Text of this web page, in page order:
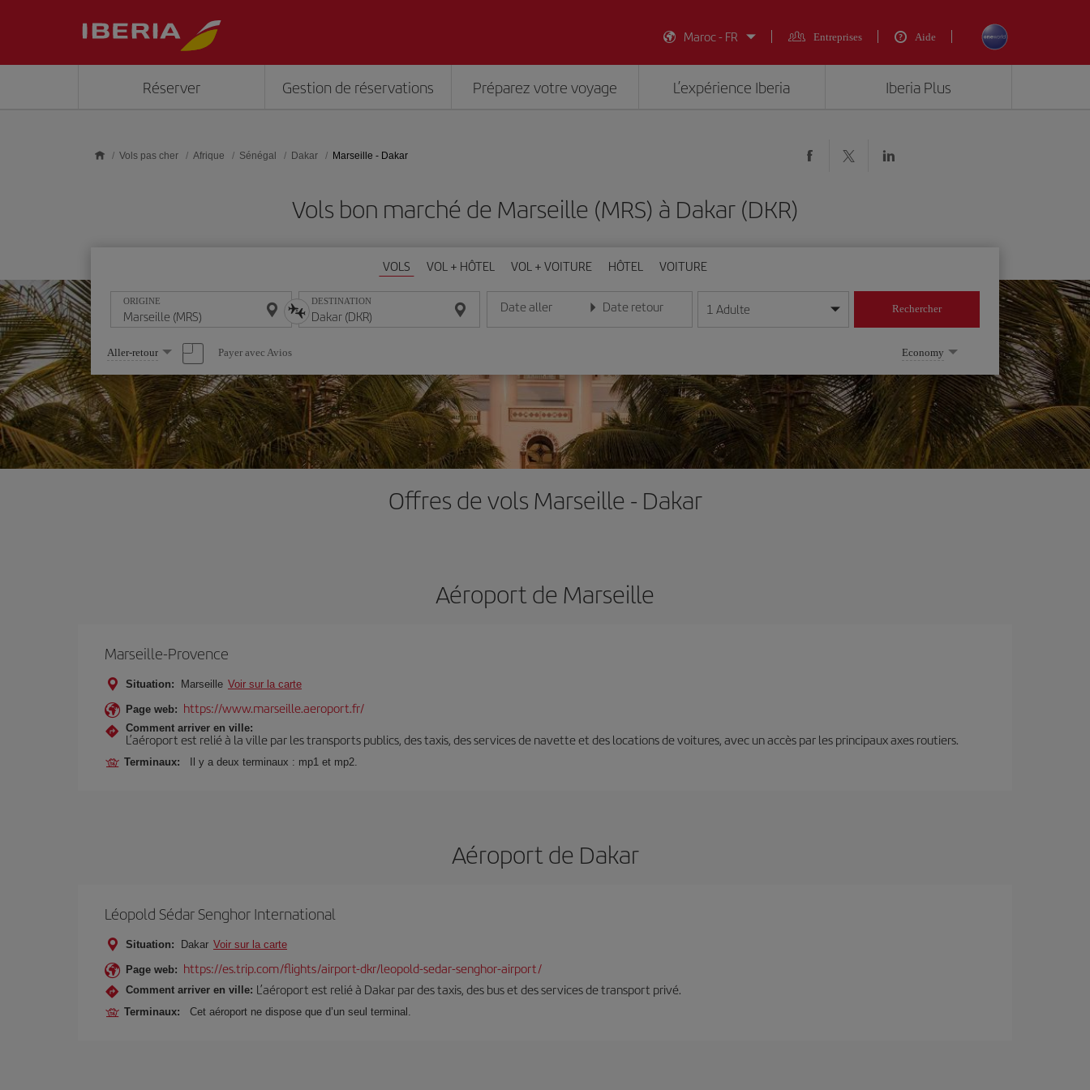
Maroc - FR
Entreprises Aide
Réserver Gestion de réservations Préparez votre voyage L’expérience Iberia Iberia Plus
Vols pas cher Afrique Sénégal Dakar Marseille - Dakar
Vols bon marché de Marseille (MRS) à Dakar (DKR)
VOLS VOL + HÔTEL VOL + VOITURE HÔTEL VOITURE
ORIGINE DESTINATION Date aller
Entrez la date au format jour/mois/année
Date retour
Entrez la date au format jour/mois/année
1 Adulte Rechercher
Sélectionnez
une
option
Aller-retour Payer avec Avios Economy
Offres de vols Marseille - Dakar
Aéroport de Marseille
Marseille-Provence
Situation: Marseille Voir sur la carte
Page web: https://www.marseille.aeroport.fr/
Comment arriver en ville:
L’aéroport est relié à la ville par les transports publics, des taxis, des services de navette et des locations de voitures, avec un accès par les principaux axes routiers.
Terminaux: Il y a deux terminaux : mp1 et mp2.
Aéroport de Dakar
Léopold Sédar Senghor International
Situation: Dakar Voir sur la carte
Page web: https://es.trip.com/flights/airport-dkr/leopold-sedar-senghor-airport/
Comment arriver en ville: L’aéroport est relié à Dakar par des taxis, des bus et des services de transport privé.
Terminaux: Cet aéroport ne dispose que d’un seul terminal.